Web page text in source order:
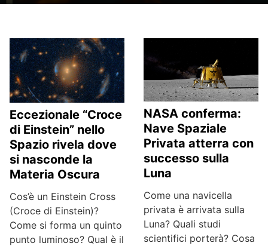
Eccezionale “Croce
di Einstein” nello
Spazio rivela dove
si nasconde la
Materia Oscura
Cos’è un Einstein Cross
(Croce di Einstein)?
Come si forma un quinto
punto luminoso? Qual è il
NASA conferma:
Nave Spaziale
Privata atterra con
successo sulla
Luna
Come una navicella
privata è arrivata sulla
Luna? Quali studi
scientifici porterà? Cosa